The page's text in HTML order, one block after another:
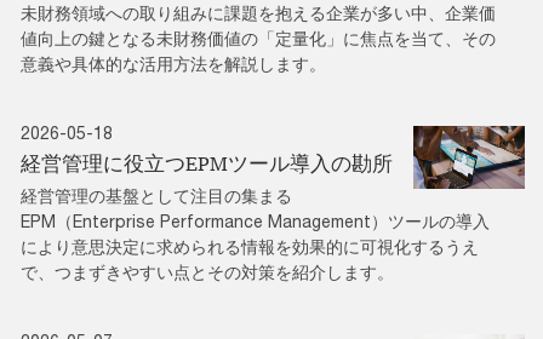
未財務領域への取り組みに課題を抱える企業が多い中、企業価
値向上の鍵となる未財務価値の「定量化」に焦点を当て、その
意義や具体的な活用方法を解説します。
2026-05-18
経営管理に役立つEPMツール導入の勘所
経営管理の基盤として注目の集まる
EPM（Enterprise Performance Management）ツールの導入
により意思決定に求められる情報を効果的に可視化するうえ
で、つまずきやすい点とその対策を紹介します。